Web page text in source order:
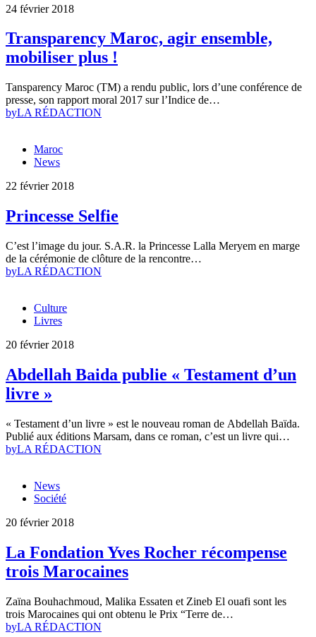
24 février 2018
Transparency Maroc, agir ensemble,
mobiliser plus !
Tansparency Maroc (TM) a rendu public, lors d’une conférence de
presse, son rapport moral 2017 sur l’Indice de…
byLA RÉDACTION
Maroc
News
22 février 2018
Princesse Selfie
C’est l’image du jour. S.A.R. la Princesse Lalla Meryem en marge
de la cérémonie de clôture de la rencontre…
byLA RÉDACTION
Culture
Livres
20 février 2018
Abdellah Baida publie « Testament d’un
livre »
« Testament d’un livre » est le nouveau roman de Abdellah Baïda.
Publié aux éditions Marsam, dans ce roman, c’est un livre qui…
byLA RÉDACTION
News
Société
20 février 2018
La Fondation Yves Rocher récompense
trois Marocaines
Zaïna Bouhachmoud, Malika Essaten et Zineb El ouafi sont les
trois Marocaines qui ont obtenu le Prix “Terre de…
byLA RÉDACTION